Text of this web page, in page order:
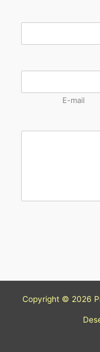
E-mail
Copyright © 2026